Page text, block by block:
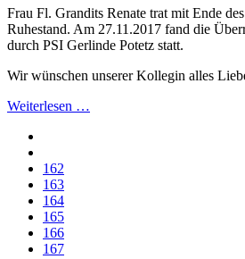
Frau Fl. Grandits Renate trat mit Ende
Ruhestand. Am 27.11.2017 fand die
durch PSI Gerlinde Potetz statt.
Wir wünschen unserer Kollegin alles
Weiterlesen …
162
163
164
165
166
167